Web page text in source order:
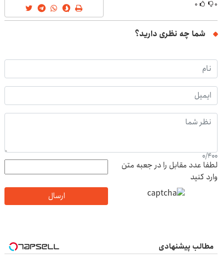
۰ ۰
شما چه نظری دارید؟
0/400
لطفا عدد مقابل را در جعبه متن
وارد کنید
ارسال
مطالب پیشنهادی